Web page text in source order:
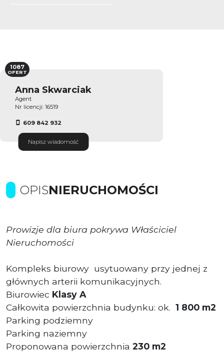
Anna Skwarciak
Agent
Nr licencji: 16519
609 842 932
Napisz wiadomość
1087
OFERT
OPISNIERUCHOMOŚCI
Prowizje dla biura pokrywa Właściciel
Nieruchomości
Kompleks biurowy usytuowany przy jednej z
głównych arterii komunikacyjnych.
Biurowiec Klasy A
Całkowita powierzchnia budynku: ok. 1 800 m2
Parking podziemny
Parking naziemny
Proponowana powierzchnia 230 m2